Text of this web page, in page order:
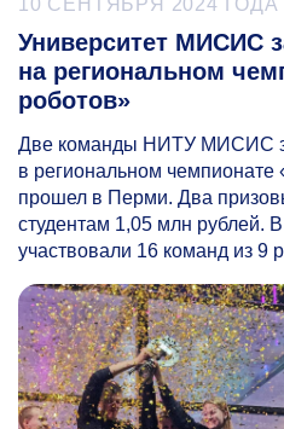
10 СЕНТЯБРЯ 2024 ГОДА
Университет МИСИС
на региональном
роботов»
Две команды НИТУ МИСИС
в региональном чемпионате
прошел в Перми. Два
студентам 1,05 млн рублей.
участвовали 16 команд из 9